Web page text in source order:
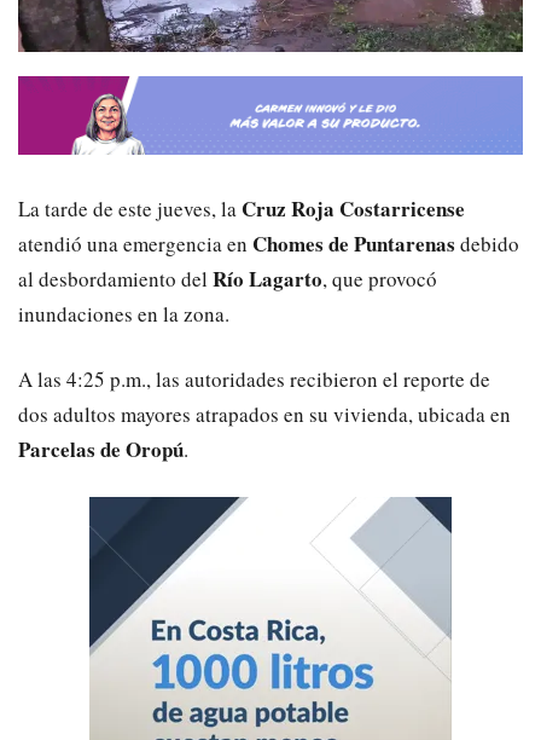
La tarde de este jueves, la Cruz Roja Costarricense
atendió una emergencia en Chomes de Puntarenas debido
al desbordamiento del Río Lagarto, que provocó
inundaciones en la zona.
A las 4:25 p.m., las autoridades recibieron el reporte de
dos adultos mayores atrapados en su vivienda, ubicada en
Parcelas de Oropú.